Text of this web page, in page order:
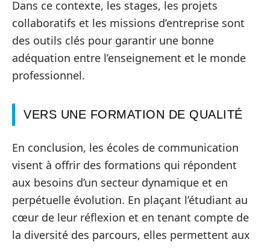
Dans ce contexte, les stages, les projets
collaboratifs et les missions d’entreprise sont
des outils clés pour garantir une bonne
adéquation entre l’enseignement et le monde
professionnel.
VERS UNE FORMATION DE QUALITÉ
En conclusion, les écoles de communication
visent à offrir des formations qui répondent
aux besoins d’un secteur dynamique et en
perpétuelle évolution. En plaçant l’étudiant au
cœur de leur réflexion et en tenant compte de
la diversité des parcours, elles permettent aux